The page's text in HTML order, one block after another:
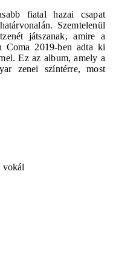
fiatal hazai csapat
Szemtelenül
játszanak, amire a
Coma 2019-ben adta ki
Ez az album, amely a
zenei színtérre, most
vokál